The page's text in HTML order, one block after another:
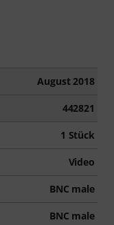
August 2018
442821
1 Stück
Video
BNC male
BNC male